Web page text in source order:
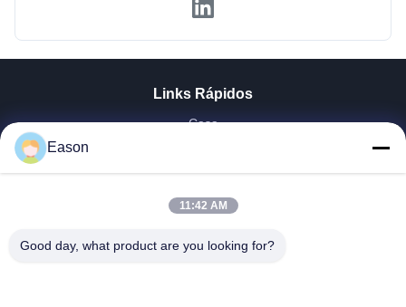
Links Rápidos
Casa
Vídeos
Fábrica
Controle De Qualidade
Eason
11:42 AM
Good day, what product are you looking for?